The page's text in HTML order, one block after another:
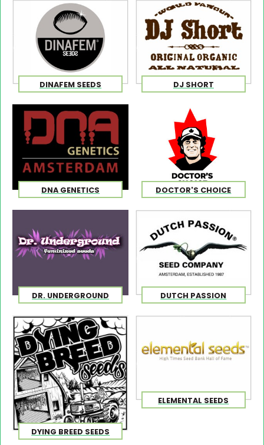
DINAFEM SEEDS DJ SHORT
DNA GENETICS DOCTOR'S CHOICE
DR. UNDERGROUND DUTCH PASSION
DYING BREED SEEDS
ELEMENTAL SEEDS